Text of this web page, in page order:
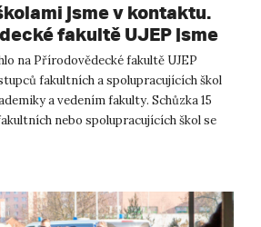
jsme v kontaktu.
fakultě UJEP jsme
koncem ledna
na Přírodovědecké fakultě UJEP
fakultních a spolupracujících škol
a vedením fakulty. Schůzka 15
nebo spolupracujících škol se